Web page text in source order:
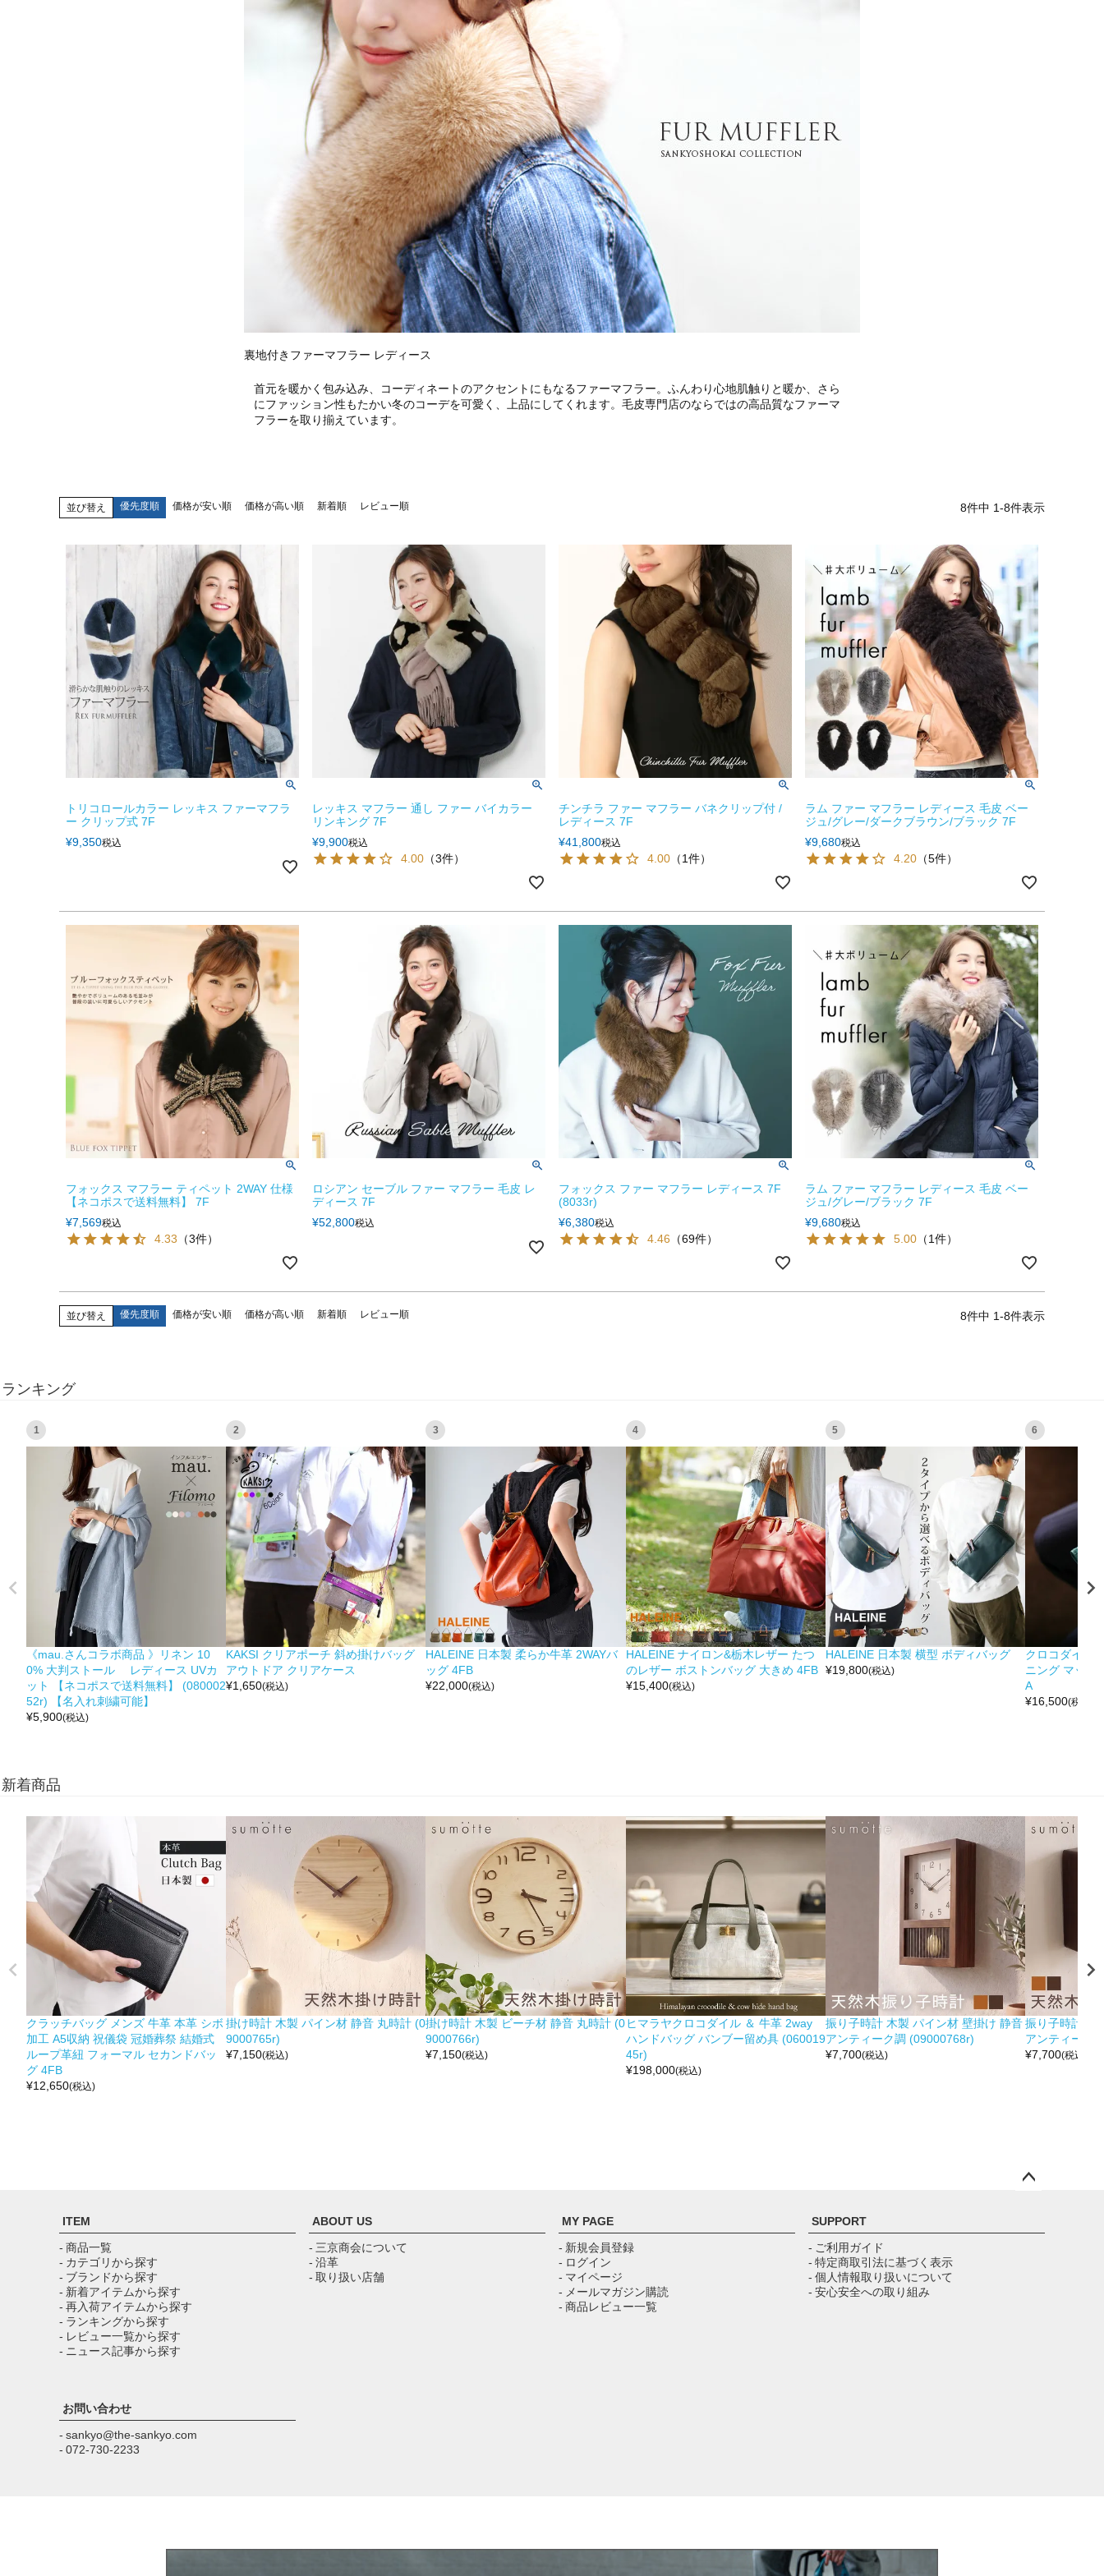
裏地付きファーマフラー レディース
首元を暖かく包み込み、コーディネートのアクセントにもなるファーマフラー。ふんわり心地肌触りと暖か、さら
にファッション性もたかい冬のコーデを可愛く、上品にしてくれます。毛皮専門店のならではの高品質なファーマ
フラーを取り揃えています。
並び替え 優先度順 価格が安い順 価格が高い順 新着順 レビュー順 8件中 1-8件表示
トリコロールカラー レッキス ファーマフラ
ー クリップ式 7F
¥9,350税込
レッキス マフラー 通し ファー バイカラー
リンキング 7F
¥9,900税込
4.00 （3件）
チンチラ ファー マフラー バネクリップ付 /
レディース 7F
¥41,800税込
4.00 （1件）
ラム ファー マフラー レディース 毛皮 ベー
ジュ/グレー/ダークブラウン/ブラック 7F
¥9,680税込
4.20 （5件）
フォックス マフラー ティペット 2WAY 仕様
【ネコポスで送料無料】 7F
¥7,569税込
4.33 （3件）
ロシアン セーブル ファー マフラー 毛皮 レ
ディース 7F
¥52,800税込
フォックス ファー マフラー レディース 7F
(8033r)
¥6,380税込
4.46 （69件）
ラム ファー マフラー レディース 毛皮 ベー
ジュ/グレー/ブラック 7F
¥9,680税込
5.00 （1件）
並び替え 優先度順 価格が安い順 価格が高い順 新着順 レビュー順 8件中 1-8件表示
ランキング
1
《mau.さんコラボ商品 》リネン 10
0% 大判ストール レディース UVカ
ット 【ネコポスで送料無料】 (080002
52r) 【名入れ刺繍可能】
¥5,900(税込)
2
KAKSI クリアポーチ 斜め掛けバッグ
アウトドア クリアケース
¥1,650(税込)
3
HALEINE 日本製 柔らか牛革 2WAYバ
ッグ 4FB
¥22,000(税込)
4
HALEINE ナイロン&栃木レザー たつ
のレザー ボストンバッグ 大きめ 4FB
¥15,400(税込)
5
HALEINE 日本製 横型 ボディバッグ
¥19,800(税込)
6
クロコダイル
ニング マット
A
¥16,500(税込)
新着商品
クラッチバッグ メンズ 牛革 本革 シボ
加工 A5収納 祝儀袋 冠婚葬祭 結婚式
ループ革紐 フォーマル セカンドバッ
グ 4FB
¥12,650(税込)
掛け時計 木製 パイン材 静音 丸時計 (0
9000765r)
¥7,150(税込)
掛け時計 木製 ビーチ材 静音 丸時計 (0
9000766r)
¥7,150(税込)
ヒマラヤクロコダイル ＆ 牛革 2way
ハンドバッグ バンブー留め具 (060019
45r)
¥198,000(税込)
振り子時計 木製 パイン材 壁掛け 静音
アンティーク調 (09000768r)
¥7,700(税込)
振り子時計 木
アンティーク
¥7,700(税込)
ップ
ITEM
- 商品一覧
- カテゴリから探す
- ブランドから探す
- 新着アイテムから探す
- 再入荷アイテムから探す
- ランキングから探す
- レビュー一覧から探す
- ニュース記事から探す
ABOUT US
- 三京商会について
- 沿革
- 取り扱い店舗
MY PAGE
- 新規会員登録
- ログイン
- マイページ
- メールマガジン購読
- 商品レビュー一覧
SUPPORT
- ご利用ガイド
- 特定商取引法に基づく表示
- 個人情報取り扱いについて
- 安心安全への取り組み
お問い合わせ
- sankyo@the-sankyo.com
- 072-730-2233